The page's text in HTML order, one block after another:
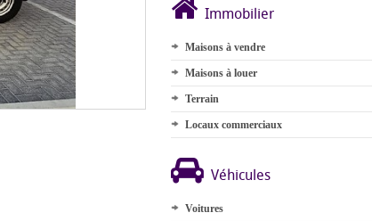
Immobilier
Maisons à vendre
Maisons à louer
Terrain
Locaux commerciaux
Véhicules
Voitures